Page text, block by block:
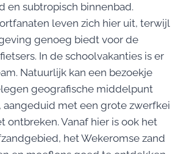
en subtropisch binnenbad.
leven zich hier uit, terwijl
genoeg biedt voor de
In de schoolvakanties is er
Natuurlijk kan een bezoekje
geografische middelpunt
aangeduid met een grote zwerfkei
ontbreken. Vanaf hier is ook het
het Wekeromse zand